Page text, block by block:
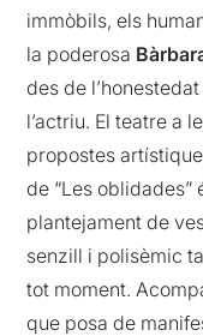
immòbils, els
la poderosa
des de
l’actriu. El teatre a
propostes
de “Les oblidades”
plantejament de
senzill i polisèmic
tot moment.
que posa de